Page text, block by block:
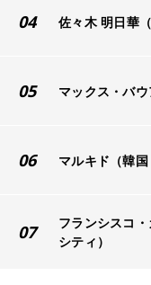
04 佐々木 明日華
05 マックス・バウ
06 マルキド（韓国
07
フランシスコ
シティ）